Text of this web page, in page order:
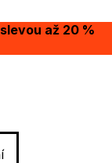
až 20 %